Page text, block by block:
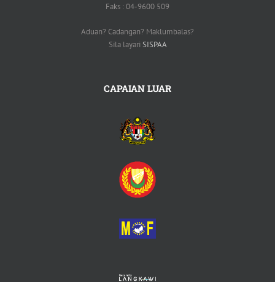
Faks : 04-9600 509
Aduan? Cadangan? Maklumbalas?
Sila layari SISPAA
CAPAIAN LUAR